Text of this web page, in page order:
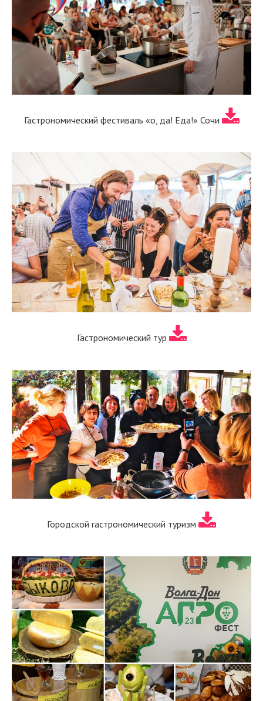
Гастрономический фестиваль «о, да! Еда!» Сочи
Гастрономический тур
Городской гастрономический туризм